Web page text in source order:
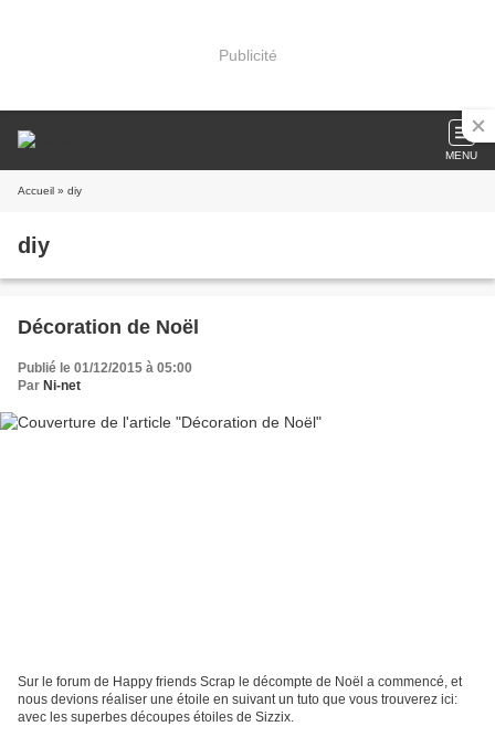
Publicité
MENU
Accueil » diy
diy
Décoration de Noël
Publié le 01/12/2015 à 05:00
Par Ni-net
Sur le forum de Happy friends Scrap le décompte de Noël a commencé, et
nous devions réaliser une étoile en suivant un tuto que vous trouverez ici:
avec les superbes découpes étoiles de Sizzix.